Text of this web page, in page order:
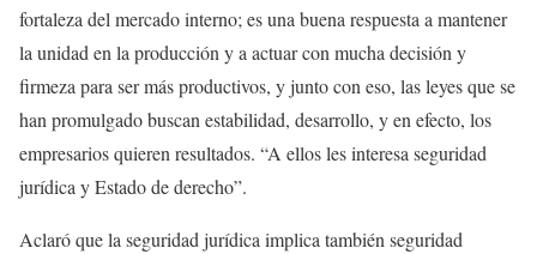
fortaleza del mercado interno; es una buena respuesta a mantener
la unidad en la producción y a actuar con mucha decisión y
firmeza para ser más productivos, y junto con eso, las leyes que se
han promulgado buscan estabilidad, desarrollo, y en efecto, los
empresarios quieren resultados. “A ellos les interesa seguridad
jurídica y Estado de derecho”.
Aclaró que la seguridad jurídica implica también seguridad